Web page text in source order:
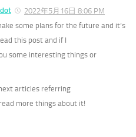
2022年5月16日 8:06 PM
some plans for the future and it’s
this post and if I
some interesting things or
articles referring
more things about it!